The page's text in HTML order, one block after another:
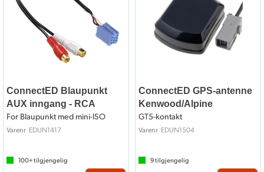
ConnectED Blaupunkt
AUX inngang - RCA
For Blaupunkt med mini-ISO
Varenr EDUN1417
100+tilgjengelig
ConnectED GPS-antenne
Kenwood/Alpine
GT5-kontakt
Varenr EDUN1504
9tilgjengelig